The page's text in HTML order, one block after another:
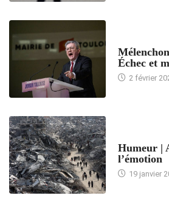
Échec et
2 février
Humeur |
l’émotion
19 janvier